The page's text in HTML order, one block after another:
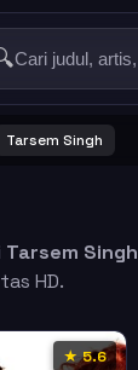
Tarsem Singh
Tarsem Singh
HD.
★ 5.6